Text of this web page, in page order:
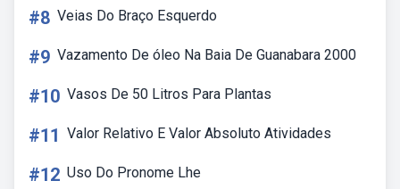
#8 Veias Do Braço Esquerdo
#9 Vazamento De óleo Na Baia De Guanabara 2000
#10 Vasos De 50 Litros Para Plantas
#11 Valor Relativo E Valor Absoluto Atividades
#12 Uso Do Pronome Lhe